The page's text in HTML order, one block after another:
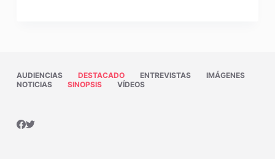
AUDIENCIAS DESTACADO ENTREVISTAS
IMÁGENES
NOTICIAS
SINOPSIS VÍDEOS